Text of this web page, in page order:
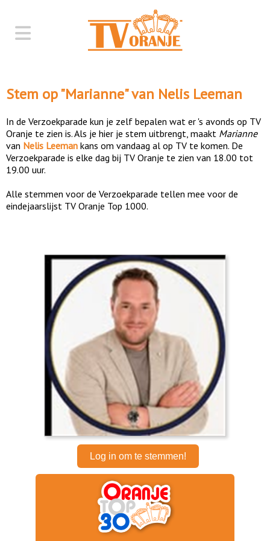
Stem op "Marianne" van Nelis Leeman
In de Verzoekparade kun je zelf bepalen wat er 's avonds op TV
Oranje te zien is. Als je hier je stem uitbrengt, maakt Marianne
van Nelis Leeman kans om vandaag al op TV te komen. De
Verzoekparade is elke dag bij TV Oranje te zien van 18.00 tot
19.00 uur.
Alle stemmen voor de Verzoekparade tellen mee voor de
eindejaarslijst TV Oranje Top 1000.
Log in om te stemmen!